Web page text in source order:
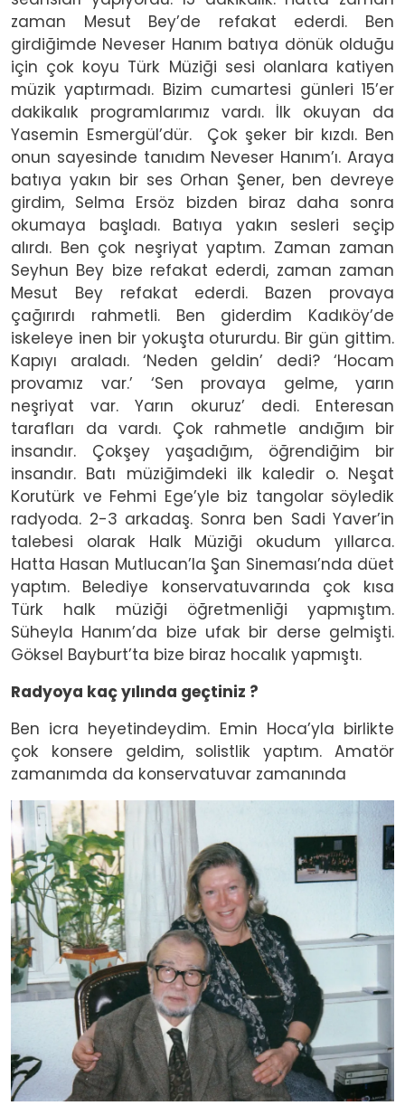
zaman Mesut Bey’de refakat ederdi. Ben
girdiğimde Neveser Hanım batıya dönük olduğu
için çok koyu Türk Müziği sesi olanlara katiyen
müzik yaptırmadı. Bizim cumartesi günleri 15’er
dakikalık programlarımız vardı. İlk okuyan da
Yasemin Esmergül’dür. Çok şeker bir kızdı. Ben
onun sayesinde tanıdım Neveser Hanım’ı. Araya
batıya yakın bir ses Orhan Şener, ben devreye
girdim, Selma Ersöz bizden biraz daha sonra
okumaya başladı. Batıya yakın sesleri seçip
alırdı. Ben çok neşriyat yaptım. Zaman zaman
Seyhun Bey bize refakat ederdi, zaman zaman
Mesut Bey refakat ederdi. Bazen provaya
çağırırdı rahmetli. Ben giderdim Kadıköy’de
iskeleye inen bir yokuşta otururdu. Bir gün gittim.
Kapıyı araladı. ‘Neden geldin’ dedi? ‘Hocam
provamız var.’ ‘Sen provaya gelme, yarın
neşriyat var. Yarın okuruz’ dedi. Enteresan
tarafları da vardı. Çok rahmetle andığım bir
insandır. Çokşey yaşadığım, öğrendiğim bir
insandır. Batı müziğimdeki ilk kaledir o. Neşat
Korutürk ve Fehmi Ege’yle biz tangolar söyledik
radyoda. 2-3 arkadaş. Sonra ben Sadi Yaver’in
talebesi olarak Halk Müziği okudum yıllarca.
Hatta Hasan Mutlucan’la Şan Sineması’nda düet
yaptım. Belediye konservatuvarında çok kısa
Türk halk müziği öğretmenliği yapmıştım.
Süheyla Hanım’da bize ufak bir derse gelmişti.
Göksel Bayburt’ta bize biraz hocalık yapmıştı.
Radyoya kaç yılında geçtiniz ?
Ben icra heyetindeydim. Emin Hoca’yla birlikte
çok konsere geldim, solistlik yaptım. Amatör
zamanımda da konservatuvar zamanında
Image